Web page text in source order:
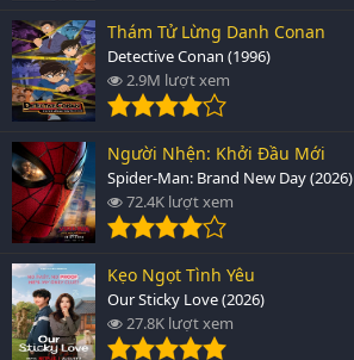
Thám Tử Lừng Danh Conan
Detective Conan (1996)
2.9M lượt xem
Người Nhện: Khởi Đầu Mới
Spider-Man: Brand New Day (2026)
72.4K lượt xem
Kẹo Ngọt Tình Yêu
Our Sticky Love (2026)
27.8K lượt xem